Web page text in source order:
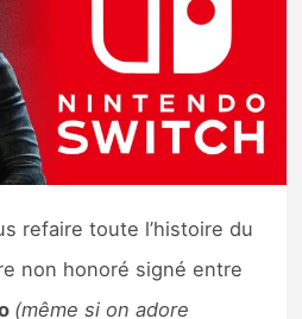
refaire toute l’histoire du
non honoré signé entre
(même si on adore